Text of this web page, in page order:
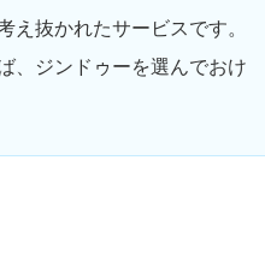
え抜かれたサービスです。
、ジンドゥーを選んでおけ